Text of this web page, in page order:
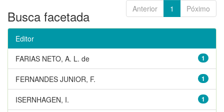
Anterior 1 Póximo
Busca facetada
Editor
1
FARIAS NETO, A. L. de
1
FERNANDES JUNIOR, F.
1
ISERNHAGEN, I.